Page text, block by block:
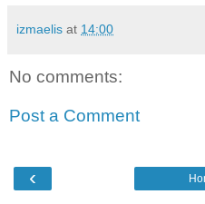
izmaelis at 14:00
No comments:
Post a Comment
‹